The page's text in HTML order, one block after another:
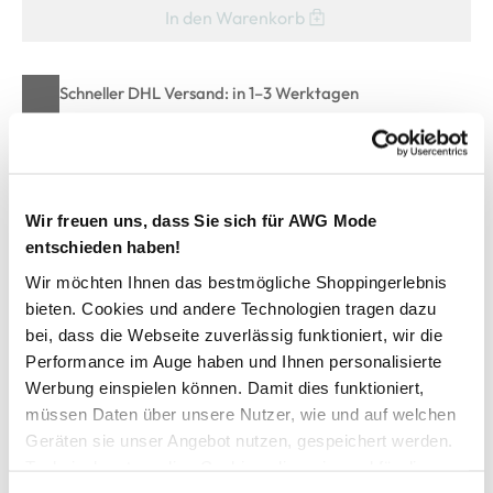
Wir freuen uns, dass Sie sich für AWG Mode
entschieden haben!
Wir möchten Ihnen das bestmögliche Shoppingerlebnis
bieten. Cookies und andere Technologien tragen dazu
bei, dass die Webseite zuverlässig funktioniert, wir die
Performance im Auge haben und Ihnen personalisierte
Werbung einspielen können. Damit dies funktioniert,
müssen Daten über unsere Nutzer, wie und auf welchen
Geräten sie unser Angebot nutzen, gespeichert werden.
In den Warenkorb
Schneller DHL Versand: in 1–3 Werktagen
Kostenfreie Rücksendung innerhalb 14 Tage
Zur Wunschliste hinzufügen
Herren Poloshirt
lässiges Poloshirt von Jim Spencer
kurze Knopfleiste mit Flachstrickkragen
toniges Stickereiemblem auf linker Brust